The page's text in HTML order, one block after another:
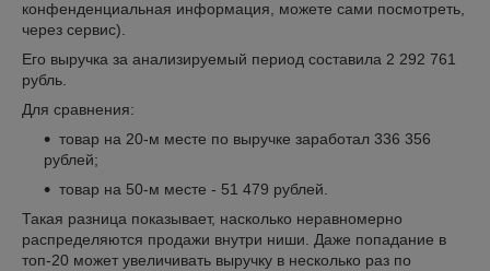
конфенденциальная информация, можете сами посмотреть,
через сервис).
Его выручка за анализируемый период составила 2 292 761
рубль.
Для сравнения:
товар на 20-м месте по выручке заработал 336 356
рублей;
товар на 50-м месте - 51 479 рублей.
Такая разница показывает, насколько неравномерно
распределяются продажи внутри ниши. Даже попадание в
топ-20 может увеличивать выручку в несколько раз по